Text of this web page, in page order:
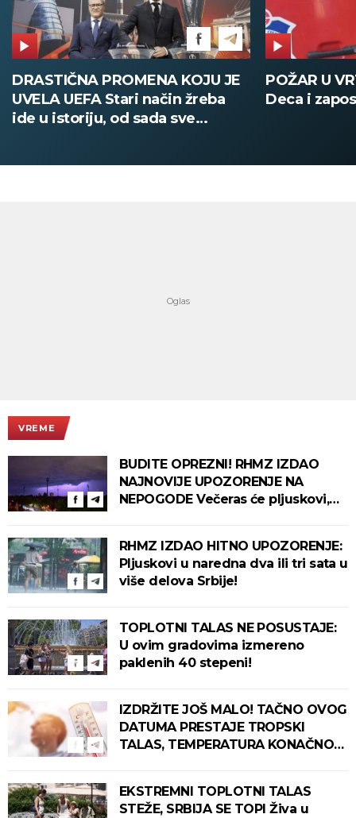
POŽAR U VRTIĆU NA VOŽDOVCU
Deca i zaposleni evakuisani
SINIŠA
DOBIO
VREME
BUDITE OPREZNI! RHMZ IZDAO
NAJNOVIJE UPOZORENJE NA
NEPOGODE Večeras će pljuskovi,
RHMZ IZDAO HITNO UPOZORENJE:
Pljuskovi u naredna dva ili tri sata u
više delova Srbije!
TOPLOTNI TALAS NE POSUSTAJE:
U ovim gradovima izmereno
paklenih 40 stepeni!
IZDRŽITE JOŠ MALO! TAČNO OVOG
DATUMA PRESTAJE TROPSKI
TALAS, TEMPERATURA KONAČNO
EKSTREMNI TOPLOTNI TALAS
STEŽE, SRBIJA SE TOPI Živa u